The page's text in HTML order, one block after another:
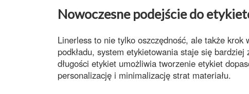
Nowoczesne podejście do
Linerless to nie tylko oszczędność, ale także
podkładu, system etykietowania staje się bardziej
długości etykiet umożliwia tworzenie etykiet
personalizację i minimalizację strat materiału.